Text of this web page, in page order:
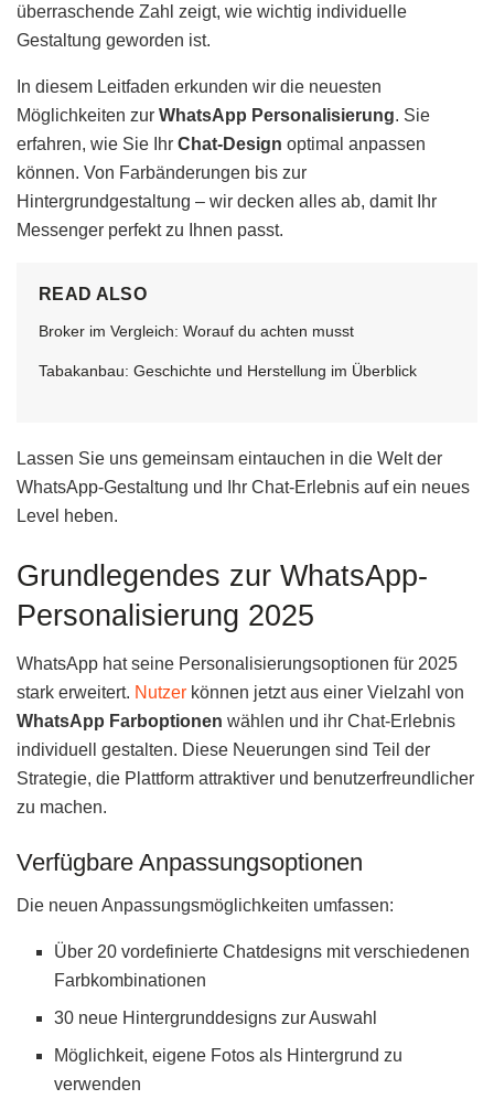
überraschende Zahl zeigt, wie wichtig individuelle
Gestaltung geworden ist.
In diesem Leitfaden erkunden wir die neuesten
Möglichkeiten zur WhatsApp Personalisierung. Sie
erfahren, wie Sie Ihr Chat-Design optimal anpassen
können. Von Farbänderungen bis zur
Hintergrundgestaltung – wir decken alles ab, damit Ihr
Messenger perfekt zu Ihnen passt.
READ ALSO
Broker im Vergleich: Worauf du achten musst
Tabakanbau: Geschichte und Herstellung im Überblick
Lassen Sie uns gemeinsam eintauchen in die Welt der
WhatsApp-Gestaltung und Ihr Chat-Erlebnis auf ein neues
Level heben.
Grundlegendes zur WhatsApp-
Personalisierung 2025
WhatsApp hat seine Personalisierungsoptionen für 2025
stark erweitert. Nutzer können jetzt aus einer Vielzahl von
WhatsApp Farboptionen wählen und ihr Chat-Erlebnis
individuell gestalten. Diese Neuerungen sind Teil der
Strategie, die Plattform attraktiver und benutzerfreundlicher
zu machen.
Verfügbare Anpassungsoptionen
Die neuen Anpassungsmöglichkeiten umfassen:
Über 20 vordefinierte Chatdesigns mit verschiedenen
Farbkombinationen
30 neue Hintergrunddesigns zur Auswahl
Möglichkeit, eigene Fotos als Hintergrund zu
verwenden